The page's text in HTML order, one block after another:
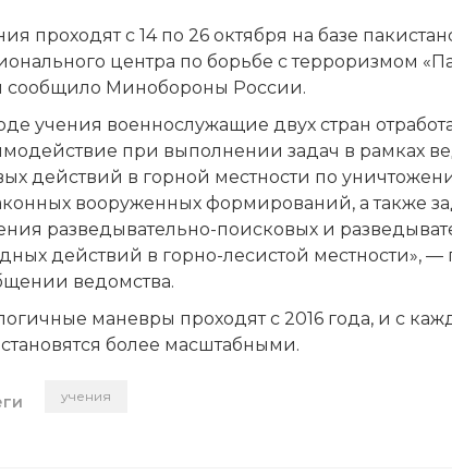
проходят с 14 по 26 октября на базе
центра по борьбе с терроризмом
сообщило Минобороны России.
учения военнослужащие двух стран
при выполнении задач в рамках
действий в горной местности по
вооруженных формирований, а также
разведывательно-поисковых и
действий в горно-лесистой местности», —
ведомства.
маневры проходят с 2016 года, и с
более масштабными.
учения